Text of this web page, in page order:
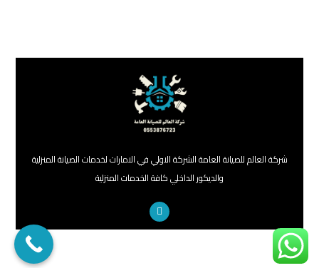
شركة العالم للصيانة العامة الشركة الاولي في الامارات لخدمات الصيانة المنزلية
والديكور الداخلي كافة الخدمات المنزلية